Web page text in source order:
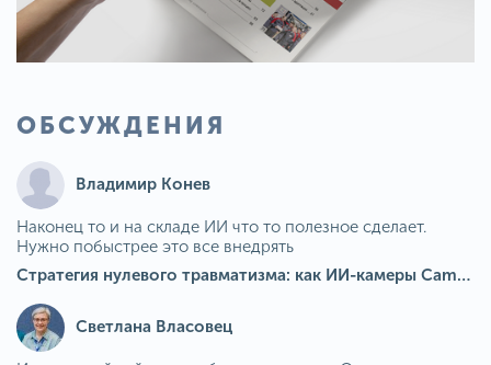
ОБСУЖДЕНИЯ
Владимир Конев
Наконец то и на складе ИИ что то полезное сделает.
Нужно побыстрее это все внедрять
Стратегия нулевого травматизма: как ИИ-камеры Camkord снижают риск наезда на пешехода при работе на погрузчике
Светлана Власовец